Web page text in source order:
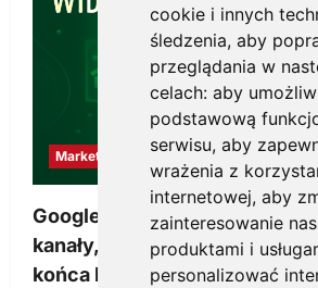
cookie i innych
śledzenia, aby
przeglądania w
celach: aby
podstawową
serwisu, aby
wrażenia z
internetowej, aby
zainteresowanie
produktami i
personalizować
Marketing
Google Ads, SEO i analityka –
kanały, żeby reklama
końca budżetu